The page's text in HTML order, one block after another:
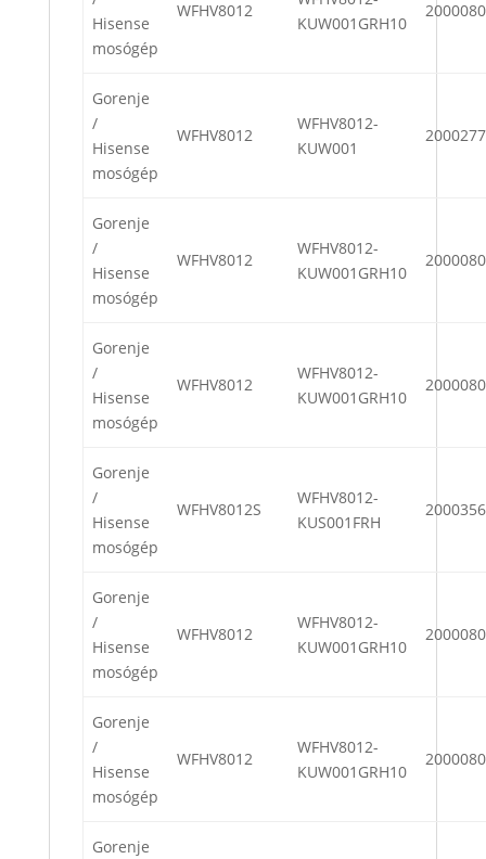
Hisense
mosógép
WFHV8012
KUW001GRH10
Gorenje
/
Hisense
mosógép
WFHV8012
WFHV8012-
KUW001
Gorenje
/
Hisense
mosógép
WFHV8012
WFHV8012-
KUW001GRH10
Gorenje
/
Hisense
mosógép
WFHV8012
WFHV8012-
KUW001GRH10
Gorenje
/
Hisense
mosógép
WFHV8012S
WFHV8012-
KUS001FRH
Gorenje
/
Hisense
mosógép
WFHV8012
WFHV8012-
KUW001GRH10
Gorenje
/
Hisense
mosógép
WFHV8012
WFHV8012-
KUW001GRH10
Gorenje